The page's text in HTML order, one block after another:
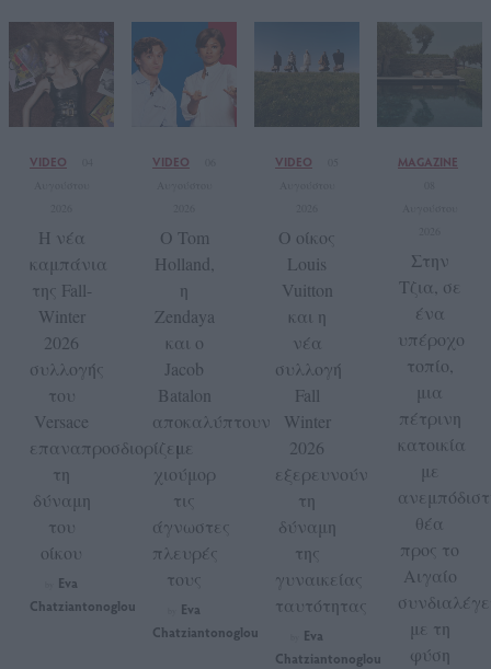
VIDEO
Η νέα
καμπάνια
της Fall-
Winter
2026
συλλογής
του
Versace
επαναπροσδιορίζει
τη
δύναμη
του
οίκου
Eva
Chatziantonoglou
VIDEO
Ο Tom
Holland,
η
Zendaya
και ο
Jacob
Batalon
αποκαλύπτουν
με
χιούμορ
τις
άγνωστες
πλευρές
τους
Eva
Chatziantonoglou
VIDEO
Ο οίκος
Louis
Vuitton
και η
νέα
συλλογή
Fall
Winter
2026
εξερευνούν
τη
δύναμη
της
γυναικείας
ταυτότητας
Eva
Chatziantonoglou
MAGAZINE
Στην
Τζια, σε
ένα
υπέροχο
τοπίο,
μια
πέτρινη
κατοικία
με
θέα
προς το
Αιγαίο
με τη
φύση